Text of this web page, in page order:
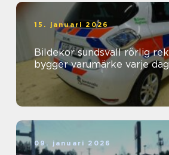
15. januari 2026
Bildekor sundsvall rörlig reklam som
bygger varumärke varje dag
09. januari 2026